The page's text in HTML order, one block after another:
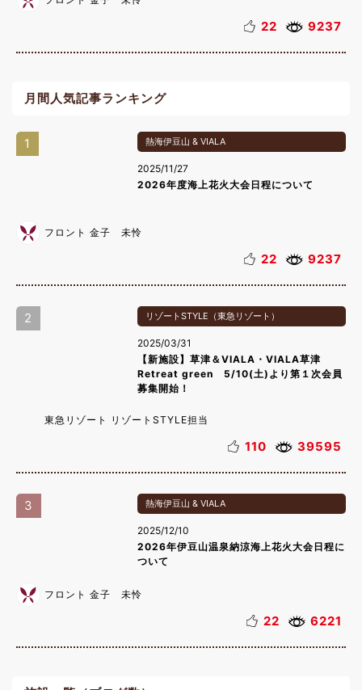
22 9237
月間人気記事ランキング
1 熱海伊豆山 & VIALA
2025/11/27
2026年度海上花火大会日程について
フロント 金子 未怜
22 9237
2 リゾートSTYLE（東急リゾート）
2025/03/31
【新施設】草津＆VIALA・VIALA草津
Retreat green 5/10(土)より第１次会員
募集開始！
東急リゾート リゾートSTYLE担当
110 39595
3 熱海伊豆山 & VIALA
2025/12/10
2026年伊豆山温泉納涼海上花火大会日程に
ついて
フロント 金子 未怜
22 6221